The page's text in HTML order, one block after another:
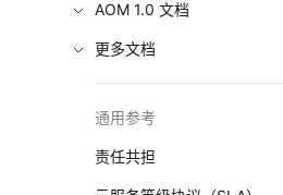
AOM 1.0 文档
更多文档
通用参考
责任共担